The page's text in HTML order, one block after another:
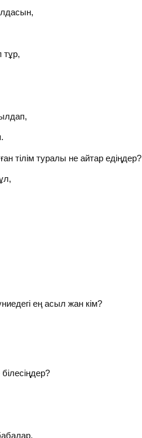
тұр,
тілім туралы не айтар едіңдер?
ең асыл жан кім?